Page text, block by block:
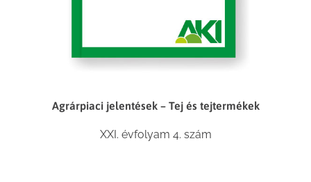
Agrárpiaci jelentések – Tej és tejtermékek
XXI. évfolyam 4. szám